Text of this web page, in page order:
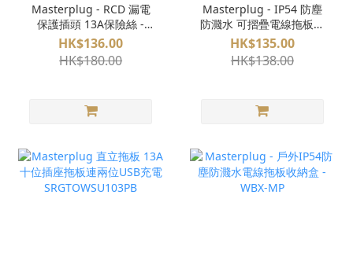
Masterplug - RCD 漏電
保護插頭 13A保險絲 -
ARCDKG (插座款)
HK$136.00
HK$180.00
Masterplug - IP54 防塵
防濺水 可摺疊電線拖板收
納盒 WBCB
HK$135.00
HK$138.00